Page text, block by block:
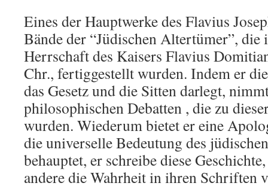
Eines der Hauptwerke des Flavius
Bände der “Jüdischen Altertümer”, die
Herrschaft des Kaisers Flavius
Chr., fertiggestellt wurden. Indem er
das Gesetz und die Sitten darlegt,
philosophischen Debatten , die zu
wurden. Wiederum bietet er eine
die universelle Bedeutung des
behauptet, er schreibe diese
andere die Wahrheit in ihren Schriften